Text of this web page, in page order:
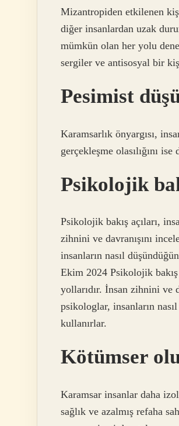
Mizantropiden etkilenen
diğer insanlardan uzak
mümkün olan her yolu
sergiler ve antisosyal bir
Pesimist
Karamsarlık önyargısı,
gerçekleşme olasılığını
Psikolojik
Psikolojik bakış açıları,
zihnini ve davranışını
insanların nasıl
Ekim 2024 Psikolojik bakış
yollarıdır. İnsan zihnini ve
psikologlar, insanların
kullanırlar.
Kötümser
Karamsar insanlar daha
sağlık ve azalmış refaha